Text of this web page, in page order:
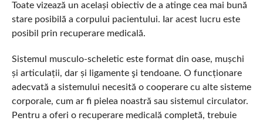
Toate vizează un același obiectiv de a atinge cea mai bună
stare posibilă a corpului pacientului. Iar acest lucru este
posibil prin recuperare medicală.
Sistemul musculo-scheletic este format din oase, mușchi
și articulații, dar și ligamente şi tendoane. O funcționare
adecvată a sistemului necesită o cooperare cu alte sisteme
corporale, cum ar fi pielea noastră sau sistemul circulator.
Pentru a oferi o recuperare medicală completă, trebuie